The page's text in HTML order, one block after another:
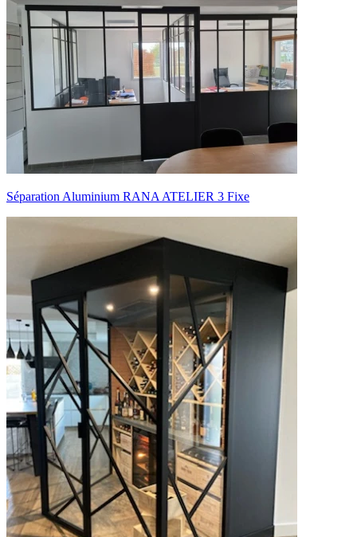
Séparation Aluminium RANA ATELIER 3 Fixe